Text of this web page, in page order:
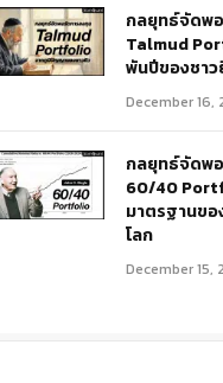
กลยุทธ์จัดพ
Talmud
พันปีของชาว
December 16,
กลยุทธ์จัดพ
60/40
มาตรฐานข
โลก
December 15,